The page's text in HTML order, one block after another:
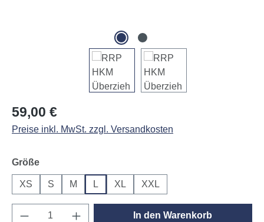
Regulärer Preis:
59,00 €
Preise inkl. MwSt. zzgl. Versandkosten
Größeauswählen
XS S M L XL XXL
Produkt Anzahl: Gib den gewünschten
In den Warenkorb